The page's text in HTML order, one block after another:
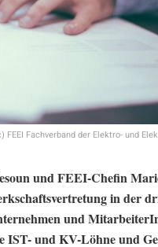
FEEI Fachverband der Elektro- und
und FEEI-Chefin
in der
und
IST- und KV-Löhne und